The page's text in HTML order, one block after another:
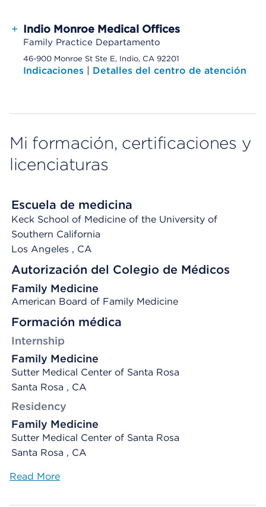
+ Indio Monroe Medical Offices
Family Practice Departamento
46-900 Monroe St Ste E, Indio, CA 92201
Indicaciones | Detalles del centro de atención
Mi formación, certificaciones y
licenciaturas
Escuela de medicina
Keck School of Medicine of the University of
Southern California
Los Angeles , CA
Autorización del Colegio de Médicos
Family Medicine
American Board of Family Medicine
Formación médica
Internship
Family Medicine
Sutter Medical Center of Santa Rosa
Santa Rosa , CA
Residency
Family Medicine
Sutter Medical Center of Santa Rosa
Santa Rosa , CA
Read More